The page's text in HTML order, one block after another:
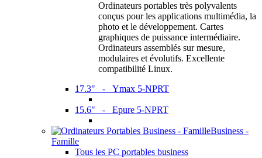
Ordinateurs portables très polyvalents
conçus pour les applications multimédia, la
photo et le développement. Cartes
graphiques de puissance intermédiaire.
Ordinateurs assemblés sur mesure,
modulaires et évolutifs. Excellente
compatibilité Linux.
17.3" - Ymax 5-NPRT
15.6" - Epure 5-NPRT
Business -
Famille
Tous les PC portables business